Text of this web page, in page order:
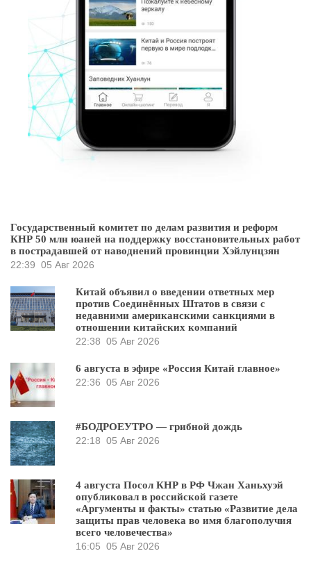
Государственный комитет по делам развития и реформ
КНР 50 млн юаней на поддержку восстановительных работ
в пострадавшей от наводнений провинции Хэйлунцзян
22:39 05 Авг 2026
Китай объявил о введении ответных мер
против Соединённых Штатов в связи с
недавними американскими санкциями в
отношении китайских компаний
22:38 05 Авг 2026
6 августа в эфире «Россия Китай главное»
22:36 05 Авг 2026
#БОДРОЕУТРО — грибной дождь
22:18 05 Авг 2026
4 августа Посол КНР в РФ Чжан Ханьхуэй
опубликовал в российской газете
«Аргументы и факты» статью «Развитие дела
защиты прав человека во имя благополучия
всего человечества»
16:05 05 Авг 2026